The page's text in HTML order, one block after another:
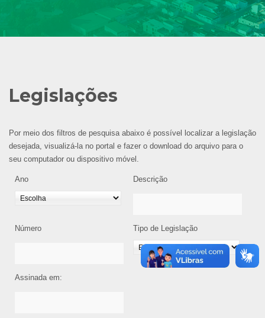
Legislações
Por meio dos filtros de pesquisa abaixo é possível localizar a legislação
desejada, visualizá-la no portal e fazer o download do arquivo para o
seu computador ou dispositivo móvel.
Ano Descrição
Número Tipo de Legislação
Assinada em: